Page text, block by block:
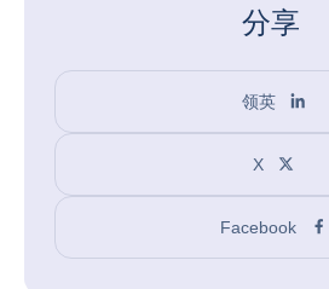
分享
领英
X
Facebook